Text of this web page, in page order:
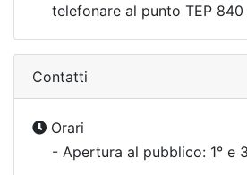
telefonare al punto TEP
Contatti
Orari
- Apertura al pubblico: 1° e